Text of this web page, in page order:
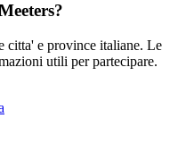
citta' e province italiane. Le
utili per partecipare.